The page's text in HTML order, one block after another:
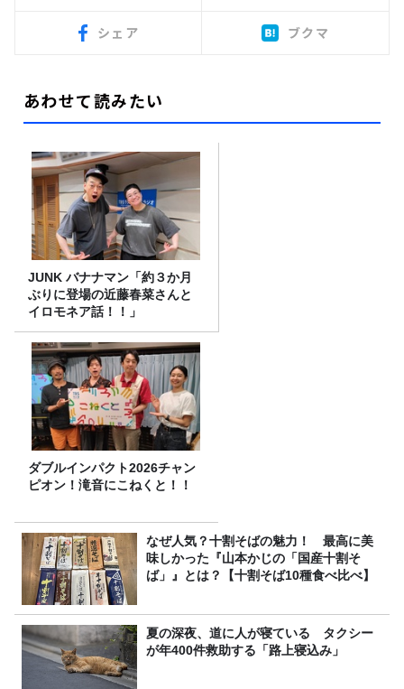
シェア ブクマ
あわせて読みたい
JUNK バナナマン「約３か月
ぶりに登場の近藤春菜さんと
イロモネア話！！」
ダブルインパクト2026チャン
ピオン！滝音にこねくと！！
なぜ人気？十割そばの魅力！ 最高に美
味しかった『山本かじの「国産十割そ
ば」』とは？【十割そば10種食べ比べ】
夏の深夜、道に人が寝ている タクシー
が年400件救助する「路上寝込み」